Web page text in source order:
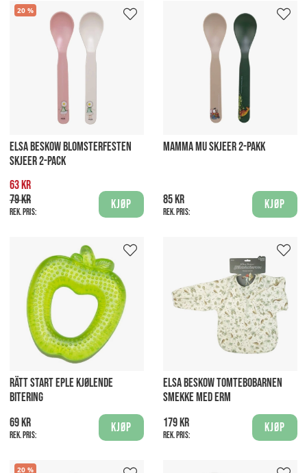
20
ELSA BESKOW BLOMSTERFESTEN
SKJEER 2-PACK
63 kr
79 kr
Rek. pris:
Kjøp
MAMMA MU SKJEER 2-PAKK
85 kr
Rek. pris:
Kjøp
RÄTT START EPLE KJØLENDE
BITERING
69 kr
Rek. pris:
Kjøp
ELSA BESKOW TOMTEBOBARNEN
SMEKKE MED ERM
179 kr
Rek. pris:
Kjøp
20